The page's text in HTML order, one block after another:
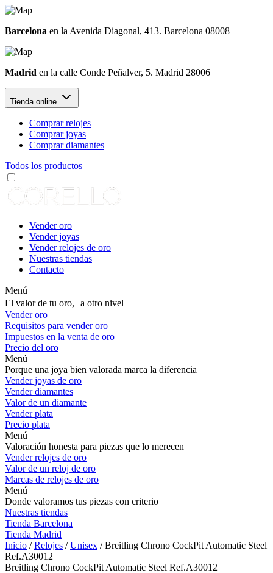
Barcelona en la Avenida Diagonal, 413. Barcelona 08008
Madrid en la calle Conde Peñalver, 5. Madrid 28006
Tienda online
Comprar relojes
Comprar joyas
Comprar diamantes
Todos los productos
Vender oro
Vender joyas
Vender relojes de oro
Nuestras tiendas
Contacto
Menú
El valor de tu oro, a otro nivel
Vender oro
Requisitos para vender oro
Impuestos en la venta de oro
Precio del oro
Menú
Porque una joya bien valorada marca la diferencia
Vender joyas de oro
Vender diamantes
Valor de un diamante
Vender plata
Precio plata
Menú
Valoración honesta para piezas que lo merecen
Vender relojes de oro
Valor de un reloj de oro
Marcas de relojes de oro
Menú
Donde valoramos tus piezas con criterio
Nuestras tiendas
Tienda Barcelona
Tienda Madrid
Inicio /Relojes /Unisex / Breitling Chrono CockPit Automatic Steel
Ref.A30012
Breitling Chrono CockPit Automatic Steel Ref.A30012